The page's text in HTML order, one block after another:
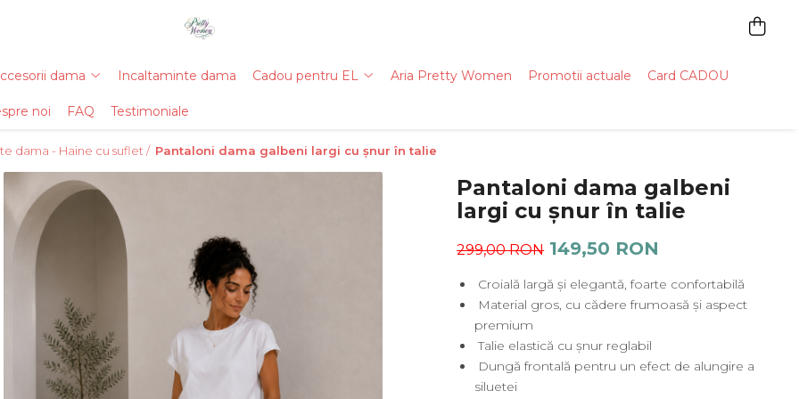
dama Incaltaminte dama Cadou pentru EL Aria Pretty Women Promotii actuale Card CADOU
noi FAQ Testimoniale
dama - Haine cu suflet / Pantaloni dama galbeni largi cu șnur în talie
Pantaloni dama galbeni
largi cu șnur în talie
299,00 RON 149,50 RON
Croială largă și elegantă, foarte confortabilă
Material gros, cu cădere frumoasă și aspect
premium
Talie elastică cu șnur reglabil
Dungă frontală pentru un efect de alungire a
siluetei